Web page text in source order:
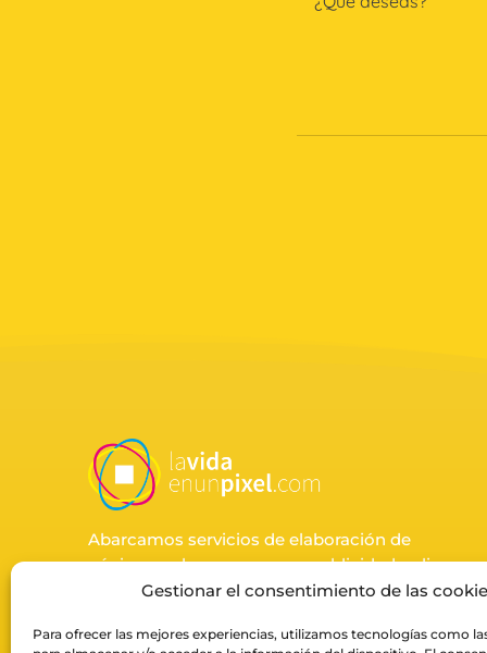
Gestionar el consentimiento de las
Para ofrecer las mejores experiencias, utilizamos tecnologías como
Abarcamos servicios de elaboración de
páginas web, ecommerce, publicidad online,
impresión y fotografía de producto para